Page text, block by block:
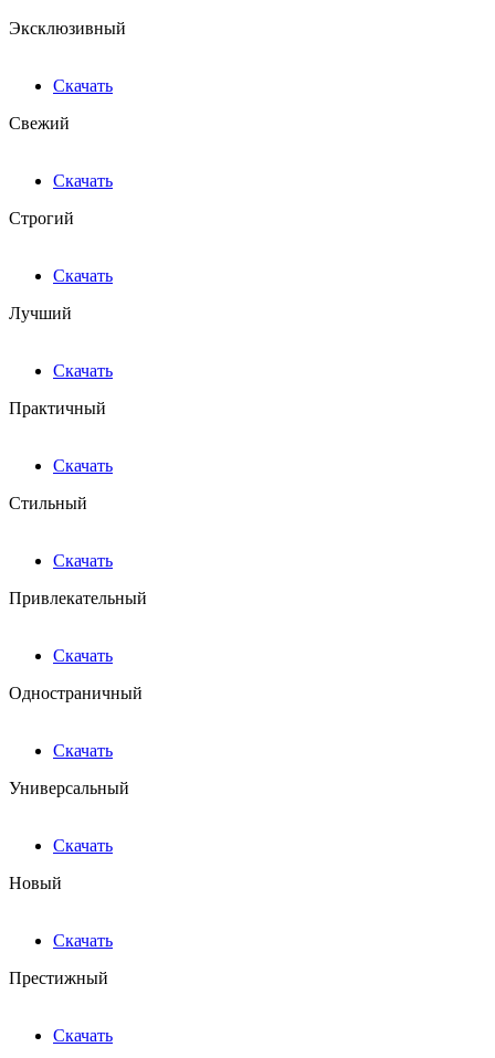
Эксклюзивный
Скачать
Свежий
Скачать
Строгий
Скачать
Лучший
Скачать
Практичный
Скачать
Стильный
Скачать
Привлекательный
Скачать
Одностраничный
Скачать
Универсальный
Скачать
Новый
Скачать
Престижный
Скачать